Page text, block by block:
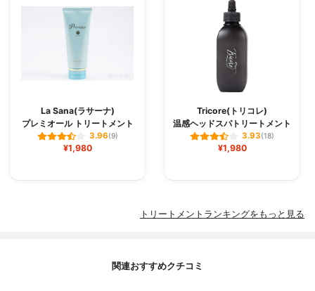
La Sana(ラサーナ)
プレミオール トリートメント
3.96(9)
¥1,980
Tricore(トリコレ)
温感ヘッドスパトリートメント
3.93(18)
¥1,980
トリートメントランキングをもっと見る
関連おすすめクチコミ